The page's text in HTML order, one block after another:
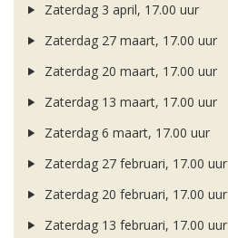
Zaterdag 3 april, 17.00 uur
Zaterdag 27 maart, 17.00 uur
Zaterdag 20 maart, 17.00 uur
Zaterdag 13 maart, 17.00 uur
Zaterdag 6 maart, 17.00 uur
Zaterdag 27 februari, 17.00 uur
Zaterdag 20 februari, 17.00 uur
Zaterdag 13 februari, 17.00 uur